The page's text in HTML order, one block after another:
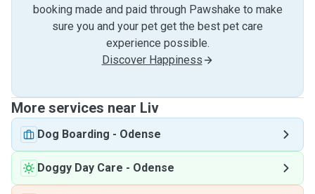
booking made and paid through Pawshake to make
sure you and your pet get the best pet care
experience possible.
Discover Happiness
More services near Liv
Dog Boarding - Odense
Doggy Day Care - Odense